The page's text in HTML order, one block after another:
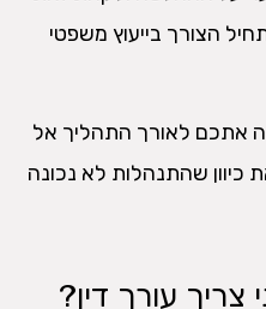
הצורך בייעוץ משפטי
אתכם לאורך התהליך אל
כיוון שהתנהלות לא נכונה
צריך עורך דין?